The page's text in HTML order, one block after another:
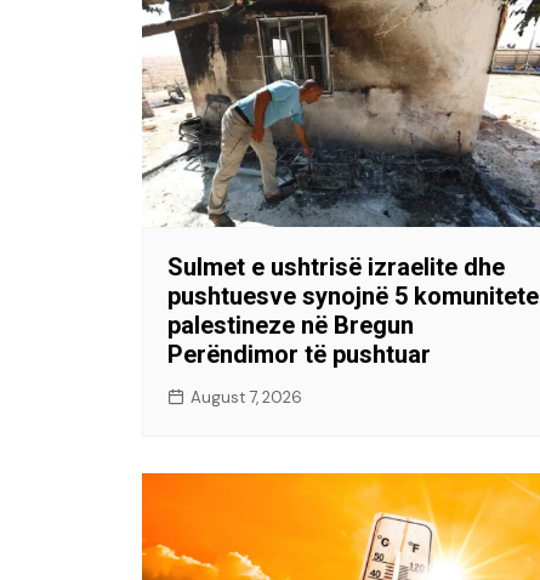
Sulmet e ushtrisë izraelite dhe
pushtuesve synojnë 5 komunitete
palestineze në Bregun
Perëndimor të pushtuar
August 7, 2026